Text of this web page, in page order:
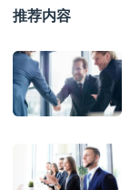
推荐内容